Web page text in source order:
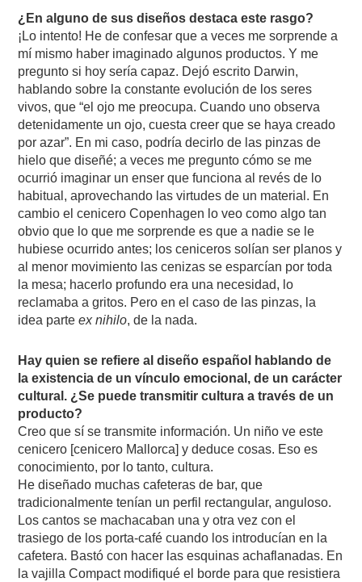
¿En alguno de sus diseños destaca este rasgo?
¡Lo intento! He de confesar que a veces me sorprende a
mí mismo haber imaginado algunos productos. Y me
pregunto si hoy sería capaz. Dejó escrito Darwin,
hablando sobre la constante evolución de los seres
vivos, que “el ojo me preocupa. Cuando uno observa
detenidamente un ojo, cuesta creer que se haya creado
por azar”. En mi caso, podría decirlo de las pinzas de
hielo que diseñé; a veces me pregunto cómo se me
ocurrió imaginar un enser que funciona al revés de lo
habitual, aprovechando las virtudes de un material. En
cambio el cenicero Copenhagen lo veo como algo tan
obvio que lo que me sorprende es que a nadie se le
hubiese ocurrido antes; los ceniceros solían ser planos y
al menor movimiento las cenizas se esparcían por toda
la mesa; hacerlo profundo era una necesidad, lo
reclamaba a gritos. Pero en el caso de las pinzas, la
idea parteex nihilo, de la nada.
Hay quien se refiere al diseño español hablando de
la existencia de un vínculo emocional, de un carácter
cultural. ¿Se puede transmitir cultura a través de un
producto?
Creo que sí se transmite información. Un niño ve este
cenicero [cenicero Mallorca] y deduce cosas. Eso es
conocimiento, por lo tanto, cultura.
He diseñado muchas cafeteras de bar, que
tradicionalmente tenían un perfil rectangular, anguloso.
Los cantos se machacaban una y otra vez con el
trasiego de los porta-café cuando los introducían en la
cafetera. Bastó con hacer las esquinas achaflanadas. En
la vajilla Compact modifiqué el borde para que resistiera